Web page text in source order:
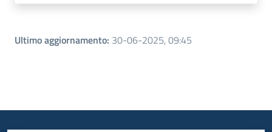
Ultimo aggiornamento: 30-06-2025, 09:45